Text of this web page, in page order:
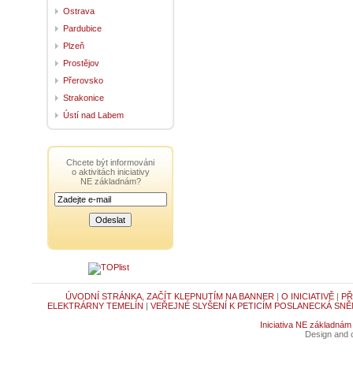
Ostrava
Pardubice
Plzeň
Prostějov
Přerovsko
Strakonice
Ústí nad Labem
Chcete být informováni
o aktivitách iniciativy
NE základnám?
ÚVODNÍ STRÁNKA, ZAČÍT KLEPNUTÍM NA BANNER | O INICIATIVĚ|
ELEKTRÁRNY TEMELÍN | VEŘEJNÉ SLYŠENÍ K PETICÍM POSLANECKÁ
Iniciativa NE základnám
Design and